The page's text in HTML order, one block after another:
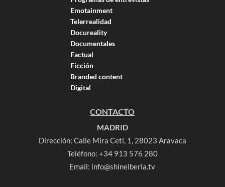
Emotainment
Telerrealidad
Docureality
Documentales
Factual
Ficción
Branded content
Digital
CONTACTO
MADRID
Dirección: Calle Mira Ceti, 1, 28023 Aravaca
Teléfono: +34 913 576 280
Email: info@shineiberia.tv